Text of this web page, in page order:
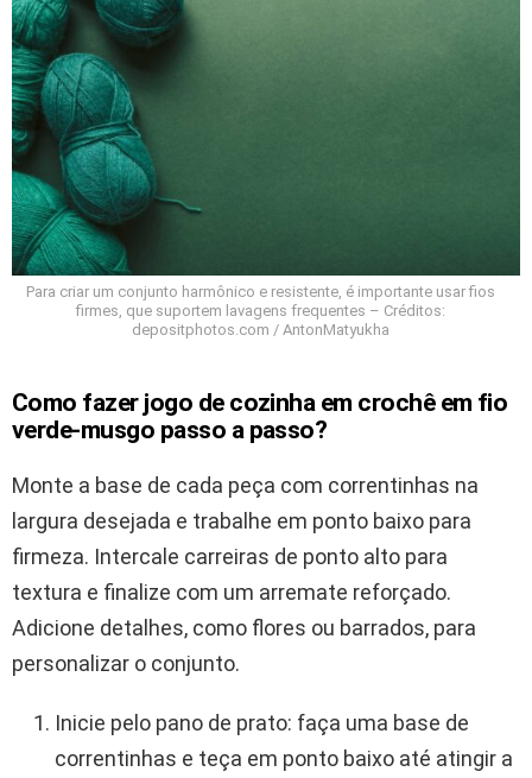
Para criar um conjunto harmônico e resistente, é importante usar fios
firmes, que suportem lavagens frequentes – Créditos:
depositphotos.com / AntonMatyukha
Como fazer jogo de cozinha em crochê em fio
verde-musgo passo a passo?
Monte a base de cada peça com correntinhas na
largura desejada e trabalhe em ponto baixo para
firmeza. Intercale carreiras de ponto alto para
textura e finalize com um arremate reforçado.
Adicione detalhes, como flores ou barrados, para
personalizar o conjunto.
Inicie pelo pano de prato: faça uma base de
correntinhas e teça em ponto baixo até atingir a